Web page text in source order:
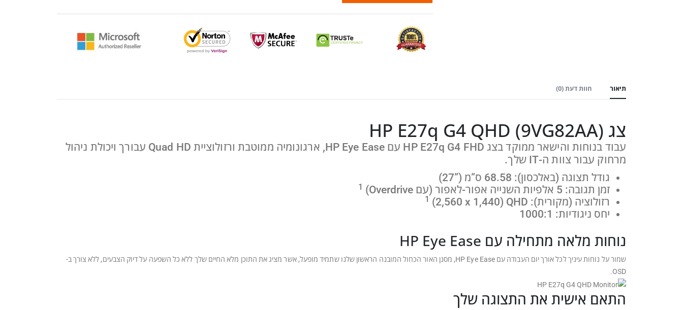
תיאור חוות דעת (0)
צג HP E27q G4 QHD (9VG82AA)
עבוד בנוחות והישאר ממוקד בצג HP E27q G4 FHD עם HP Eye Ease, ארגונומיה ממוטבת ורזולוציית Quad HD עבורך ויכולת ניהול
מרחוק עבור צוות ה-IT שלך.
גודל תצוגה (באלכסון): 68.58 ס”מ (27‎”‎‏)
זמן תגובה: 5 אלפיות השנייה אפור-לאפור (עם
Overdrive‏)
1
רזולוציה (מקורית): QHD‏ (‎2,560 x 1,440)
1
יחס ניגודיות: 1000:1
נוחות מלאה מתחילה עם HP Eye Ease
שמור על נוחות עיניך לכל אורך יום העבודה עם HP Eye Ease, מסנן האור הכחול המובנה הראשון שלנו שתמיד מופעל, אשר מציג את התוכן מלא החיים שלך ללא כל השפעה על דיוק הצבעים, ללא צורך ב-
OSD.
התאם אישית את התצוגה שלך